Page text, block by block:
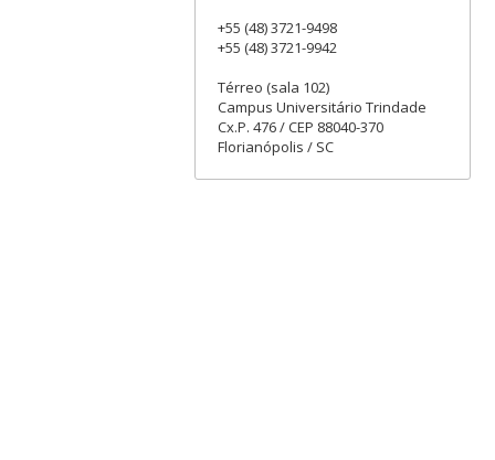
+55 (48) 3721-9498
+55 (48) 3721-9942
Térreo (sala 102)
Campus Universitário Trindade
Cx.P. 476 / CEP 88040-370
Florianópolis / SC